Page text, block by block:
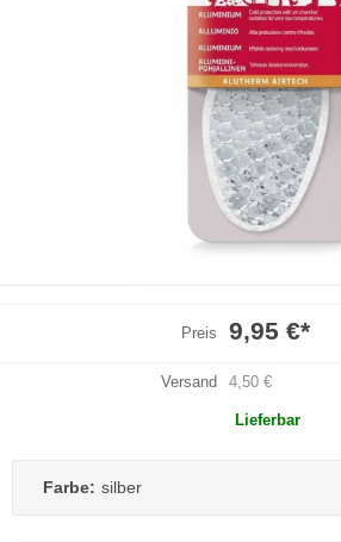
Preis 9,95 €*
Versand 4,50 €
Lieferbar
Farbe: silber